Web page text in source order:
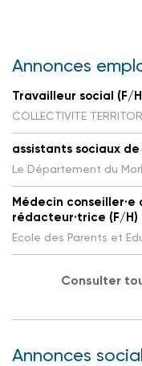
Annonces
Travailleur social (F/
COLLECTIVITE
assistants sociaux
Le Département du
Médecin conseiller·e
rédacteur·trice (F/H)
Ecole des Parents et
Consulter
Annonces